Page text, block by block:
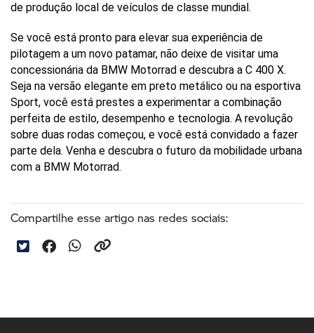
de produção local de veículos de classe mundial.
Se você está pronto para elevar sua experiência de
pilotagem a um novo patamar, não deixe de visitar uma
concessionária da BMW Motorrad e descubra a C 400 X.
Seja na versão elegante em preto metálico ou na esportiva
Sport, você está prestes a experimentar a combinação
perfeita de estilo, desempenho e tecnologia. A revolução
sobre duas rodas começou, e você está convidado a fazer
parte dela. Venha e descubra o futuro da mobilidade urbana
com a BMW Motorrad.
Compartilhe esse artigo nas redes sociais: